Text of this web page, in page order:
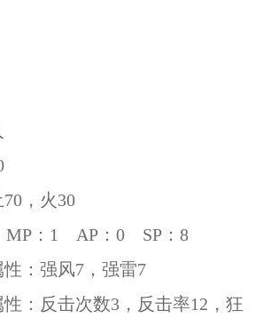
，火30
：1 AP：0 SP：8
：强风7，强雷7
反击次数3，反击率12，狂